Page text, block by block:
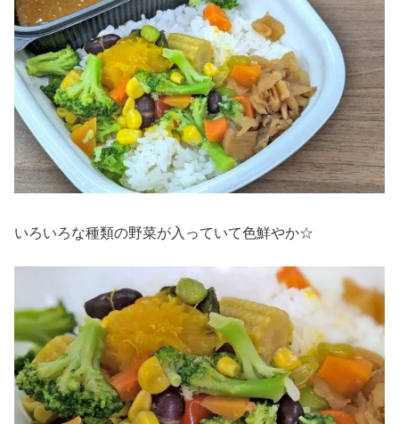
いろいろな種類の野菜が入っていて色鮮やか☆